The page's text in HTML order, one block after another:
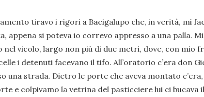
tiravo i rigori a Bacigalupo che, in verità, mi
appena si poteva io correvo appresso a una palla.
vicolo, largo non più di due metri, dove, con mio
i detenuti facevano il tifo. All’oratorio c’era don
una strada. Dietro le porte che aveva montato
e colpivamo la vetrina del pasticciere lui ci bucava